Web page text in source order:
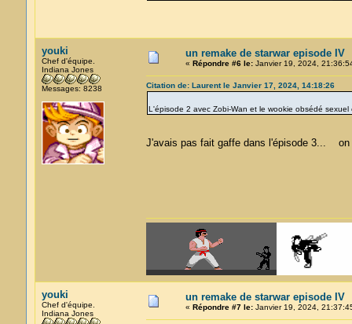
youki
Chef d'équipe.
Indiana Jones
Messages: 8238
un remake de starwar episode IV
« Répondre #6 le:Janvier 19, 2024,
Citation de: Laurent le Janvier 17, 2024, 14:18:26
L'épisode 2 avec Zobi-Wan et le wookie obsédé
J'avais pas fait gaffe dans l'épisode 3...
youki
Chef d'équipe.
Indiana Jones
un remake de starwar episode IV
« Répondre #7 le:Janvier 19, 2024,